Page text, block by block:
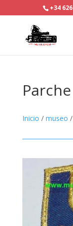
+34
Inicio / museo /